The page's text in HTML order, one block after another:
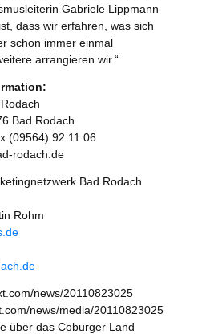
Gabriele Lippmann
dass wir erfahren, was sich
schon immer einmal
arrangieren wir.“
Bad Rodach
(09564) 92 11 06
rodach.de
Bad Rodach
Rohm
news/20110823025
news/media/20110823025
über das Coburger Land